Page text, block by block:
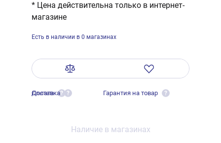
* Цена действительна только в интернет-
магазине
Есть в наличии в 0 магазинах
Оплата ?
Доставка ? Гарантия на товар ?
Наличие в магазинах